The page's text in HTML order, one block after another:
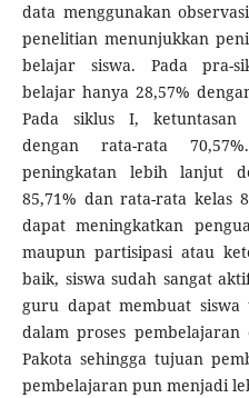
data menggunakan
penelitian menunjukkan
belajar siswa. Pada pra-
belajar hanya 28,57%
Pada siklus I, ketuntasan
dengan rata-rata
peningkatan lebih lanjut
85,71% dan rata-rata kelas
dapat meningkatkan
maupun partisipasi atau
baik, siswa sudah sangat
guru dapat membuat
dalam proses
Pakota sehingga tujuan
pembelajaran pun menjadi